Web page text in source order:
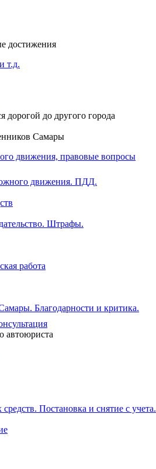
достижения
т.д.
дорогой до другого города
Самары
движения, правовые вопросы
движения. ПДД.
Штрафы.
работа
Благодарности и критика.
автоюриста
Постановка и снятие с учета.